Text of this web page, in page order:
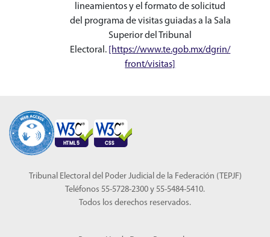
lineamientos y el formato de solicitud
del programa de visitas guiadas a la Sala
Superior del Tribunal
Electoral.
[https://www.te.gob.mx/dgrin/
front/visitas]
Tribunal Electoral del Poder Judicial de la Federación (TEPJF)
Teléfonos 55-5728-2300 y 55-5484-5410.
Todos los derechos reservados.